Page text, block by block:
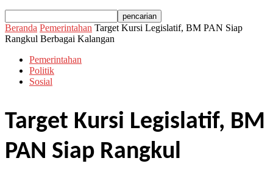
Beranda Pemerintahan Target Kursi Legislatif, BM PAN Siap
Rangkul Berbagai Kalangan
Pemerintahan
Politik
Sosial
Target Kursi Legislatif, BM
PAN Siap Rangkul